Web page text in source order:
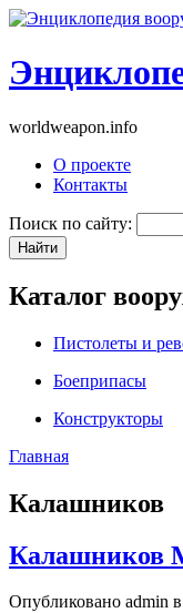
worldweapon.info
О проекте
Контакты
Поиск по сайту:
Каталог
Пистолеты и
Боеприпасы
Конструкторы
Главная
Калашников
Калашников
Опубликовано admin